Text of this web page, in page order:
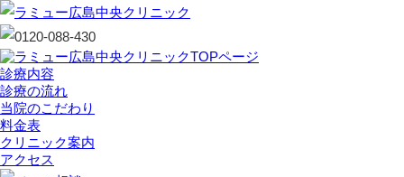
診療内容
診療の流れ
当院のこだわり
料金表
クリニック案内
アクセス